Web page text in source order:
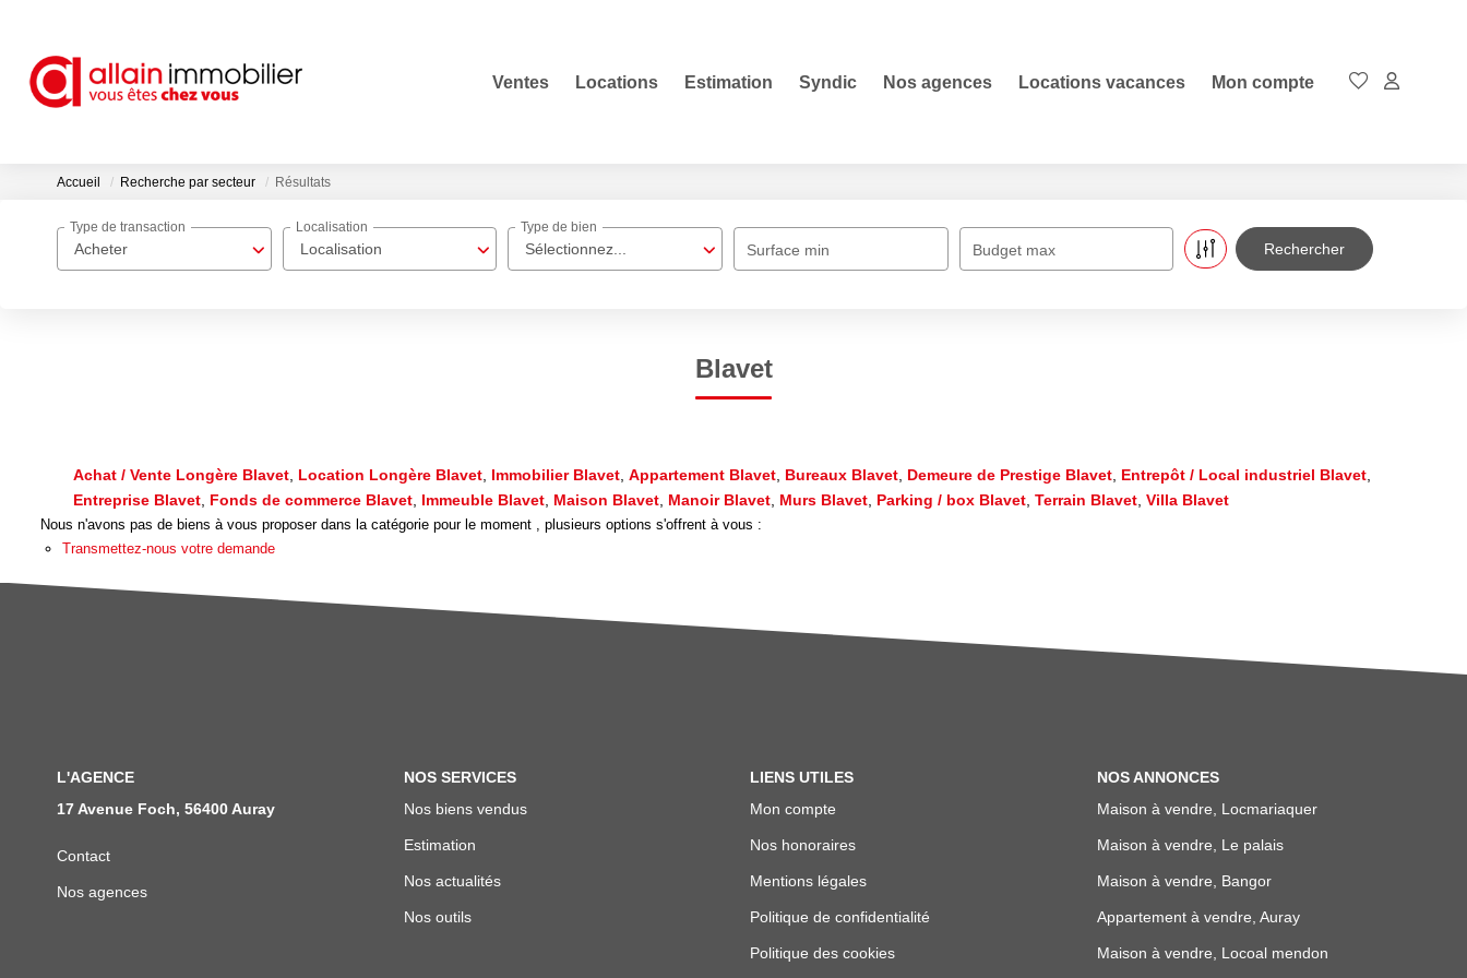
Ventes Locations Estimation Syndic Nos agences Locations vacances Mon compte
Accueil Recherche par secteur Résultats
Acheter
Type de transaction
Localisation
Localisation
Sélectionnez...
Type de bien
Surface min Budget max
Blavet
Achat / Vente Longère Blavet Location Longère Blavet Immobilier Blavet Appartement Blavet Bureaux Blavet Demeure de Prestige Blavet Entrepôt / Local industriel Blavet
Entreprise Blavet Fonds de commerce Blavet Immeuble Blavet Maison Blavet Manoir Blavet Murs Blavet Parking / box Blavet Terrain Blavet Villa Blavet
Nous n'avons pas de biens à vous proposer dans la catégorie pour le moment , plusieurs options s'offrent à vous :
Transmettez-nous votre demande
L'AGENCE
17 Avenue Foch, 56400 Auray
Contact
Nos agences
NOS SERVICES
Nos biens vendus
Estimation
Nos actualités
Nos outils
LIENS UTILES
Mon compte
Nos honoraires
Mentions légales
Politique de confidentialité
Politique des cookies
NOS ANNONCES
Maison à vendre, Locmariaquer
Maison à vendre, Le palais
Maison à vendre, Bangor
Appartement à vendre, Auray
Maison à vendre, Locoal mendon